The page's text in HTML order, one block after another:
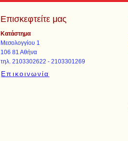
Επισκεφτείτε μας
Κατάστημα
Μεσολογγίου 1
106 81 Αθήνα
τηλ. 2103302622 - 2103301269
Επικοινωνία